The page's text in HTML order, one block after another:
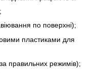
по поверхні);
пластиками для
правильних режимів);